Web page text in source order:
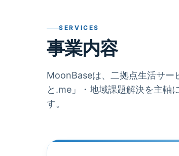
SERVICES
事業内容
MoonBaseは、二拠点生活サ
と.me」・地域課題解決を主軸
す。